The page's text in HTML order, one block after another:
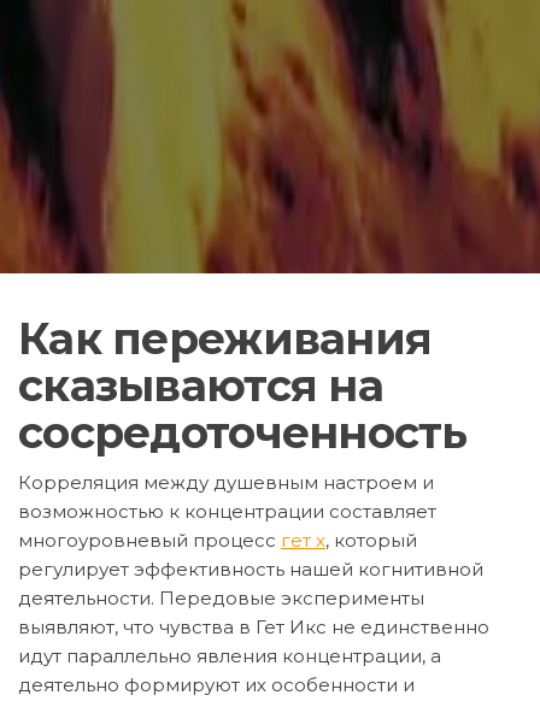
Как переживания
сказываются на
сосредоточенность
Корреляция между душевным настроем и
возможностью к концентрации составляет
многоуровневый процесс гет х, который
регулирует эффективность нашей когнитивной
деятельности. Передовые эксперименты
выявляют, что чувства в Гет Икс не единственно
идут параллельно явления концентрации, а
деятельно формируют их особенности и